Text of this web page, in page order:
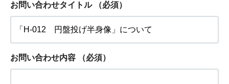
お問い合わせタイトル （必須）
お問い合わせ内容 （必須）